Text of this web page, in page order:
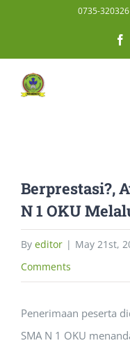
content
0735-320326
Berprestasi?,
N 1 OKU
By editor | May 21st,
Comments
Penerimaan peserta
SMA N 1 OKU